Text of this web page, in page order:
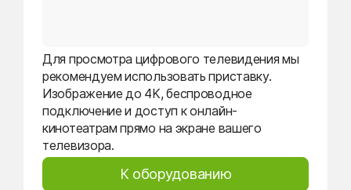
Для просмотра цифрового телевидения мы
рекомендуем использовать приставку.
Изображение до 4K, беспроводное
подключение и доступ к онлайн-
кинотеатрам прямо на экране вашего
телевизора.
К оборудованию